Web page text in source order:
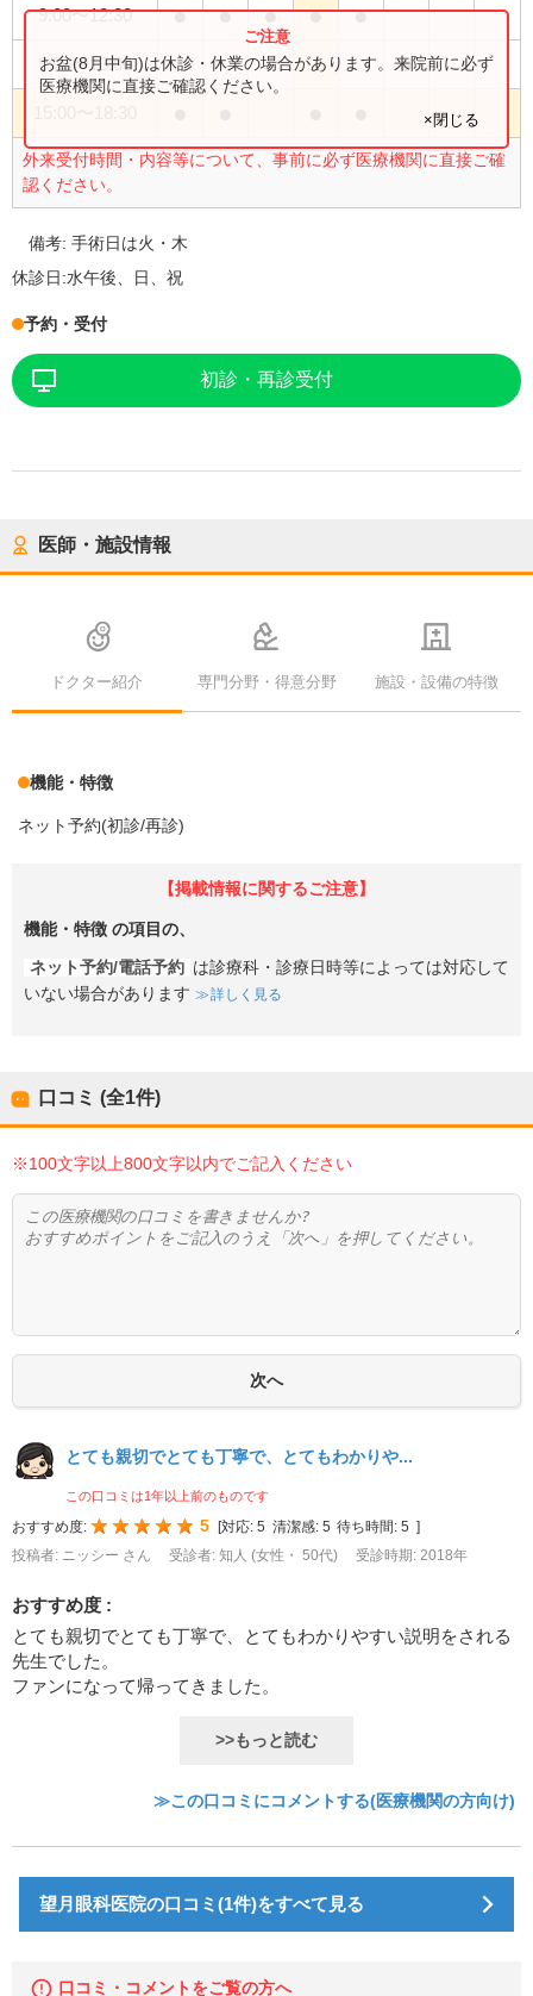
9:00〜12:30 ● ● ● ● ●
9:00〜13:00 ●
外来受付時間・内容等について、事前に必ず医療機関に直接ご確
認ください。
お盆(8月中旬)は休診・休業の場合があります。来院前に必ず
医療機関に直接ご確認ください。
×閉じる
備考:手術日は火・木
休診日:水午後、日、祝
予約・受付
初診・再診受付
医師・施設情報
ドクター紹介 専門分野・得意分野 施設・設備の特徴
機能・特徴
ネット予約(初診/再診)
【掲載情報に関するご注意】
機能・特徴 の項目の、
ネット予約/電話予約 は診療科・診療日時等によっては対応して
いない場合があります
詳しく見る
口コミ (全1件)
※100文字以上800文字以内でご記入ください
とても親切でとても丁寧で、とてもわかりや...
この口コミは1年以上前のものです
おすすめ度: 5 [対応: 5 清潔感: 5 待ち時間: 5 ]
投稿者: ニッシー さん
受診者: 知人 (女性・ 50代) 受診時期: 2018年
おすすめ度 :
とても親切でとても丁寧で、とてもわかりやすい説明をされる
先生でした。
ファンになって帰ってきました。
>>もっと読む
≫この口コミにコメントする(医療機関の方向け)
望月眼科医院の口コミ(1件)をすべて見る
口コミ・コメントをご覧の方へ